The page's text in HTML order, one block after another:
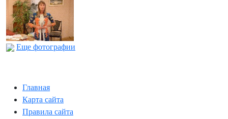
Еще фотографии
Главная
Карта сайта
Правила сайта